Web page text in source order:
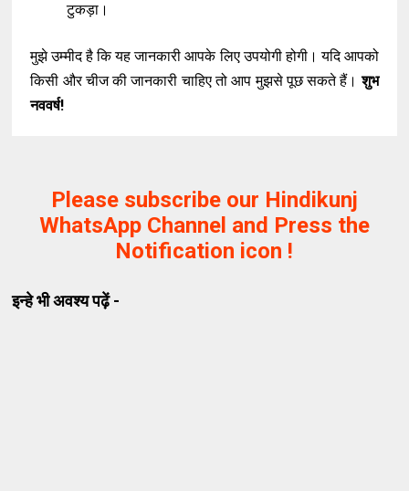
टुकड़ा।
मुझे उम्मीद है कि यह जानकारी आपके लिए उपयोगी होगी। यदि आपको
किसी और चीज की जानकारी चाहिए तो आप मुझसे पूछ सकते हैं।शुभ
नववर्ष!
Please subscribe our Hindikunj
WhatsApp Channel and Press the
Notification icon !
इन्हे भी अवश्य पढ़ें -